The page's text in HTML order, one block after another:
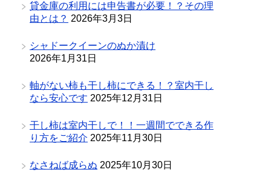
貸金庫の利用には申告書が必要！？その理
由とは？ 2026年3月3日
シャドークイーンのぬか漬け
2026年1月31日
軸がない柿も干し柿にできる！？室内干し
なら安心です 2025年12月31日
干し柿は室内干しで！！一週間でできる作
り方をご紹介 2025年11月30日
なさねば成らぬ 2025年10月30日